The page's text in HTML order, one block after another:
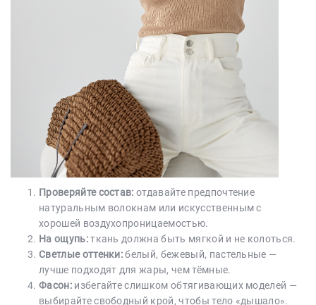
Проверяйте состав:отдавайте предпочтение
натуральным волокнам или искусственным с
хорошей воздухопроницаемостью.
На ощупь:ткань должна быть мягкой и не колоться.
Светлые оттенки:белый, бежевый, пастельные —
лучше подходят для жары, чем тёмные.
Фасон:избегайте слишком обтягивающих моделей —
выбирайте свободный крой, чтобы тело «дышало».